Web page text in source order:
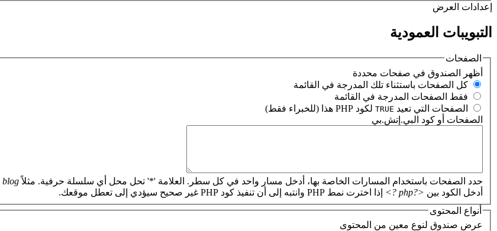
‏إعدادات العرض ‏
التبويبات العمودية
الصفحات
‏أظهر الصندوق في صفحات محددة ‏
‏كل الصفحات باستثناء تلك المدرجة في القائمة ‏
‏فقط الصفحات المدرجة في القائمة ‏
‏الصفحات التي تعيد TRUE لكود PHP هذا (للخبراء فقط) ‏
الصفحات أو كود البي.إتش.بي
حدد الصفحات باستخدام المسارات الخاصة بها، أدخل مسار واحد في كل سطر. العلامة '*' تحل محل أي سلسلة حرفية. مثلاًblog
أدخل الكود بين <?php ?>
إذا اخترت نمط PHP وانتبه إلى أن تنفيذ كود PHP غير صحيح سيؤدي إلى تعطل موقعك.
أنواع المحتوى
‏عرض صندوق لنوع معين من المحتوى ‏